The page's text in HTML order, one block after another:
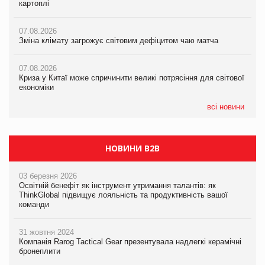
картоплі
07.08.2026
Зміна клімату загрожує світовим дефіцитом чаю матча
07.08.2026
Криза у Китаї може спричинити великі потрясіння для світової
економіки
всі новини
07.08.2026
якого покупці не очікують побачити на платформі
Смачна новинка для хвостатих: у VARUS з’явилися паучі
Криза у Китаї може спричинити великі потрясіння для світової
економіки
07.08.2026
Kraft Heinz скоротила збиток у першому півріччі
НОВИНИ B2B
03 березня 2026
Освітній бенефіт як інструмент утримання талантів: як
ThinkGlobal підвищує лояльність та продуктивність вашої
команди
31 жовтня 2024
Компанія Rarog Tactical Gear презентувала надлегкі керамічні
бронеплити